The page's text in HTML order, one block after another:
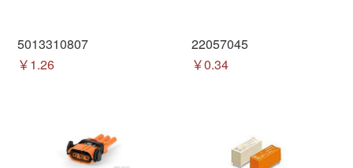
5013310807
￥1.26
22057045
￥0.34